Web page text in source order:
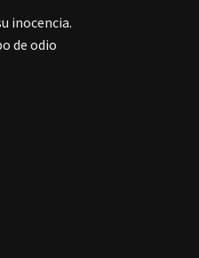
inocencia.
de odio